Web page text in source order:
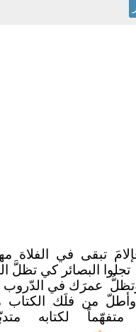
تبقى في الفلاة
تجلوا البصائر كي تظلَّ
عمرَك في الدّروب
وأطلّ من فلَك الكتاب
متفهّماً لكتابه